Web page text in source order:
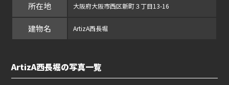
所在地 大阪府大阪市西区新町３丁目13-16
建物名 ArtizA西長堀
ArtizA西長堀の写真一覧